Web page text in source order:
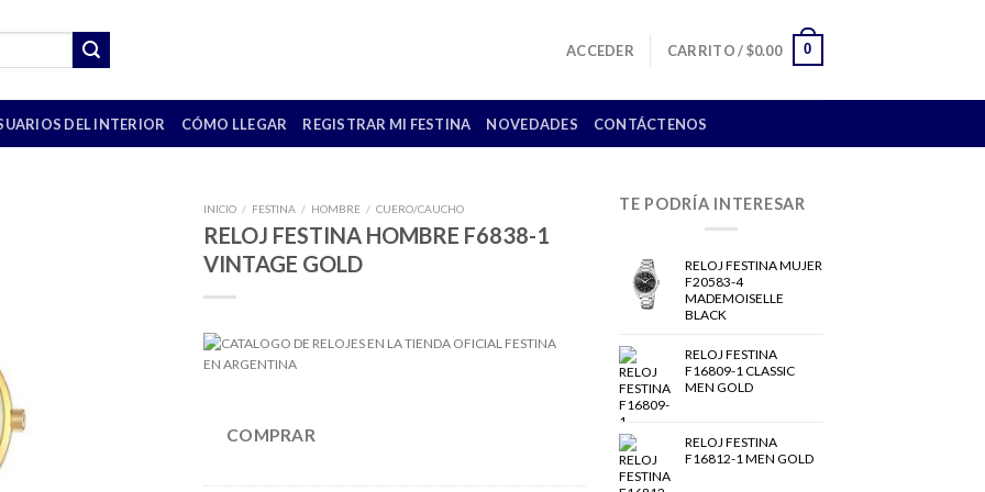
ACCEDER CARRITO /$0.00 0
DEL INTERIOR CÓMO LLEGAR REGISTRAR MI FESTINA NOVEDADES CONTÁCTENOS
INICIO / FESTINA / HOMBRE / CUERO/CAUCHO
RELOJ FESTINA HOMBRE F6838-1
VINTAGE GOLD
COMPRAR
TE PODRÍA INTERESAR
RELOJ FESTINA MUJER
F20583-4
MADEMOISELLE
BLACK
RELOJ FESTINA
F16809-1 CLASSIC
MEN GOLD
RELOJ FESTINA
F16812-1 MEN GOLD